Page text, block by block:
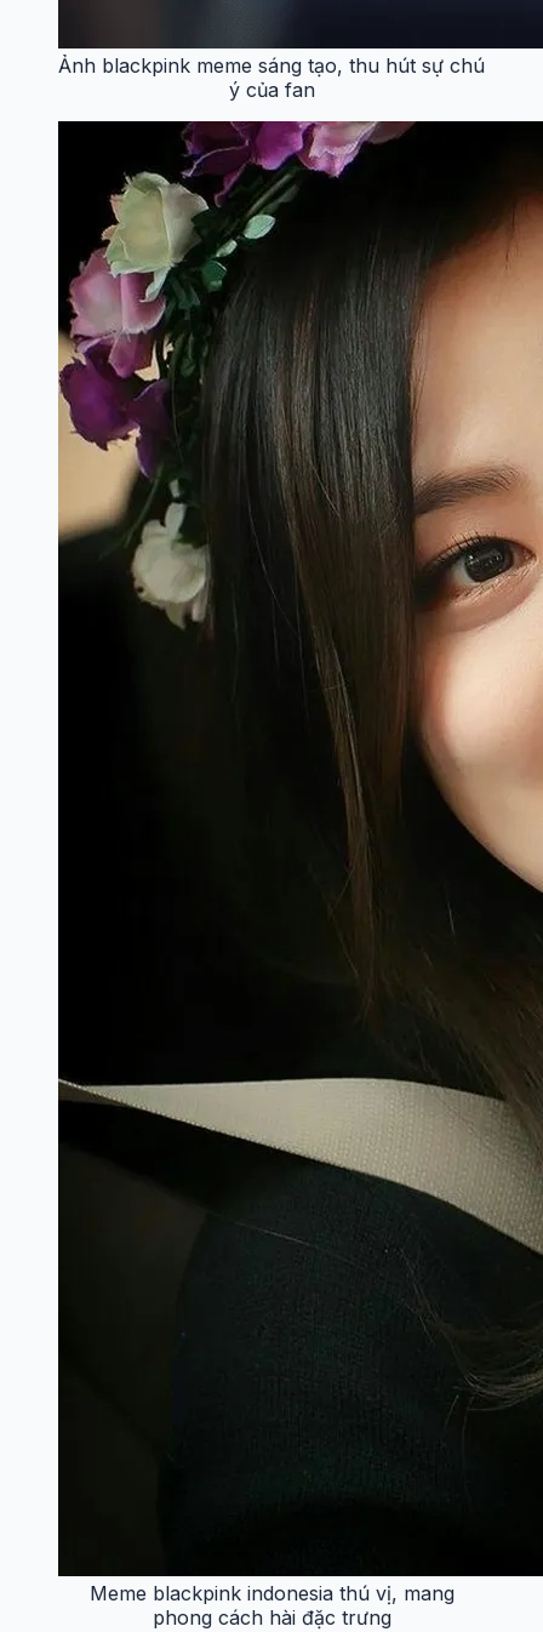
Ảnh blackpink meme sáng tạo, thu hút sự chú
ý của fan
Meme blackpink indonesia thú vị, mang
phong cách hài đặc trưng